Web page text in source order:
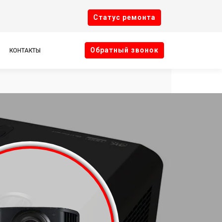
Cтатус ремонта
КОНТАКТЫ Oбратный звонок